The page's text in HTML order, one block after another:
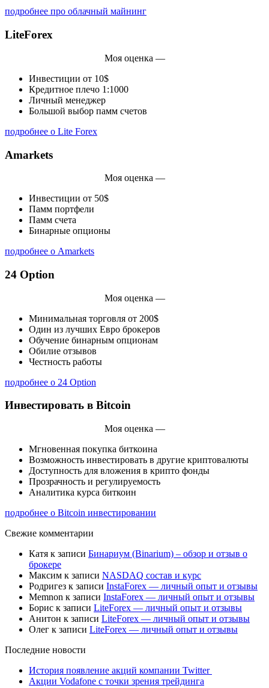
подробнее про облачный майнинг
LiteForex
Моя оценка —
Инвестиции от 10$
Кредитное плечо 1:1000
Личный менеджер
Большой выбор памм счетов
подробнее о Lite Forex
Amarkets
Моя оценка —
Инвестиции от 50$
Памм портфели
Памм счета
Бинарные опционы
подробнее о Amarkets
24 Option
Моя оценка —
Минимальная торговля от 200$
Один из лучших Евро брокеров
Обучение бинарным опционам
Обилие отзывов
Честность работы
подробнее о 24 Option
Инвестировать в Bitcoin
Моя оценка —
Мгновенная покупка биткоина
Возможность инвестировать в другие криптовалюты
Доступность для вложения в крипто фонды
Прозрачность и регулируемость
Аналитика курса биткоин
подробнее о Bitcoin инвестировании
Свежие комментарии
Катя к записи Бинариум (Binarium) – обзор и отзыв о
брокере
Максим к записи NASDAQ состав и курс
Родригез к записи InstaForex — личный опыт и отзывы
Memnon к записи InstaForex — личный опыт и отзывы
Борис к записи LiteForex — личный опыт и отзывы
Анитон к записи LiteForex — личный опыт и отзывы
Олег к записи LiteForex — личный опыт и отзывы
Последние новости
История появление акций компании Twitter
Акции Vodafone с точки зрения трейдинга